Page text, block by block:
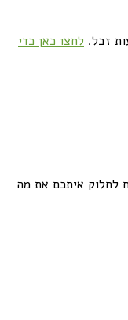
זבל. לחצו כאן כדי
לחלוק איתכם את מה